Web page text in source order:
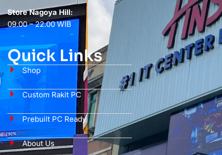
Store Nagoya Hill:
09.00 – 22.00 WIB
Quick Links
Shop
Custom Rakit PC
Prebuilt PC Ready
About Us